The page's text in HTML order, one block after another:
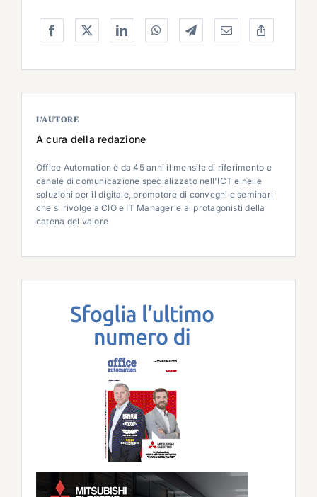
L’AUTORE
A cura della redazione
Office Automation è da 45 anni il mensile di riferimento e
canale di comunicazione specializzato nell'ICT e nelle
soluzioni per il digitale, promotore di convegni e seminari
che si rivolge a CIO e IT Manager e ai protagonisti della
catena del valore